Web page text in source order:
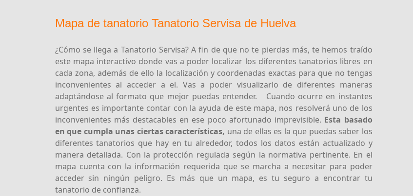
Mapa de tanatorio Tanatorio Servisa de Huelva
¿Cómo se llega a Tanatorio Servisa? A fin de que no te pierdas más, te hemos traído
este mapa interactivo donde vas a poder localizar los diferentes tanatorios libres en
cada zona, además de ello la localización y coordenadas exactas para que no tengas
inconvenientes al acceder a el. Vas a poder visualizarlo de diferentes maneras
adaptándose al formato que mejor puedas entender. Cuando ocurre en instantes
urgentes es importante contar con la ayuda de este mapa, nos resolverá uno de los
inconvenientes más destacables en ese poco afortunado imprevisible. Esta basado
en que cumpla unas ciertas características, una de ellas es la que puedas saber los
diferentes tanatorios que hay en tu alrededor, todos los datos están actualizado y
manera detallada. Con la protección regulada según la normativa pertinente. En el
mapa cuenta con la información requerida que se marcha a necesitar para poder
acceder sin ningún peligro. Es más que un mapa, es tu seguro a encontrar tu
tanatorio de confianza.